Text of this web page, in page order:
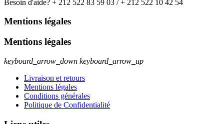
Besoin d'aide? + 212 522 83 59 03 / + 212 522 10 42 54
Mentions légales
Mentions légales
keyboard_arrow_down keyboard_arrow_up
Livraison et retours
Mentions légales
Conditions générales
Politique de Confidentialité